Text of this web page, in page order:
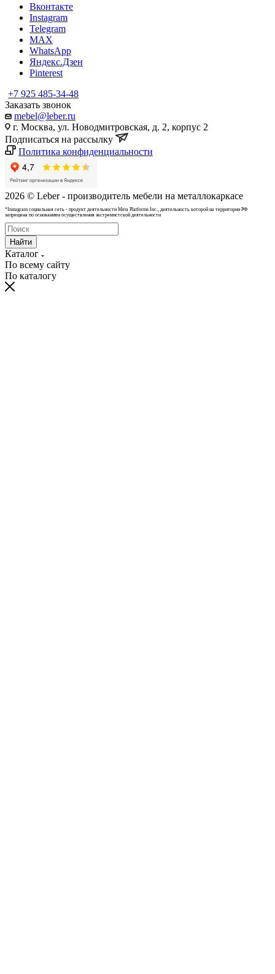
Вконтакте
Instagram
Telegram
MAX
WhatsApp
Яндекс.Дзен
Pinterest
+7 925 485-34-48
Заказать звонок
mebel@leber.ru
г. Москва, ул. Новодмитровская, д. 2, корпус 2
Подписаться на рассылку
Политика конфиденциальности
2026 © Leber - производитель мебели на металлокаркасе
*Instagram cоциальная сеть - продукт деятельности Meta Platforms Inc., деятельность которой на территории РФ
запрещена по основаниям осуществления экстремистской деятельности
Найти
Каталог
По всему сайту
По каталогу